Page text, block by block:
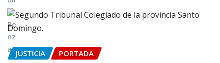
JUSTICIA PORTADA